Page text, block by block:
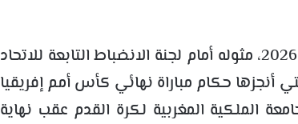
أعلن الاتحاد السنغالي لكرة القدم، الثلاثاء 27 يناير 2026، مثوله أمام لجنة الانضباط التابعة للاتحاد
أنجزها حكام مباراة نهائي كأس أمم إفريقيا
الجامعة الملكية المغربية لكرة القدم عقب نهاية